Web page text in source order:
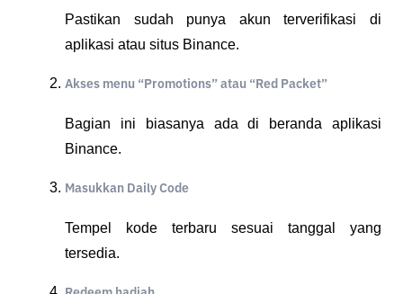
Pastikan sudah punya akun terverifikasi di
aplikasi atau situs Binance.
Akses menu “Promotions” atau “Red Packet”
Bagian ini biasanya ada di beranda aplikasi
Binance.
Masukkan Daily Code
Tempel kode terbaru sesuai tanggal yang
tersedia.